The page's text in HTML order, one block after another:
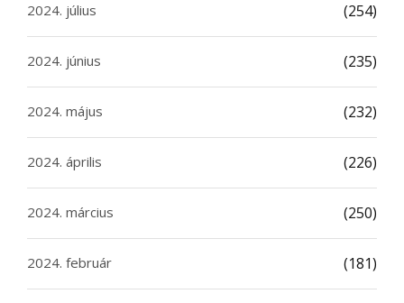
2024. július (254)
2024. június (235)
2024. május (232)
2024. április (226)
2024. március (250)
2024. február (181)